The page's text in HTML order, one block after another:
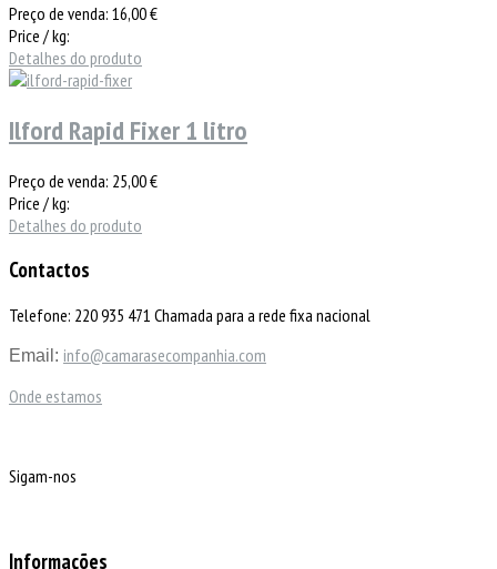
Preço de venda: 16,00 €
Price / kg:
Detalhes do produto
Ilford Rapid Fixer 1 litro
Preço de venda: 25,00 €
Price / kg:
Detalhes do produto
Contactos
Telefone: 220 935 471 Chamada para a rede fixa nacional
Email: info@camarasecompanhia.com
Onde estamos
Sigam-nos
Informações